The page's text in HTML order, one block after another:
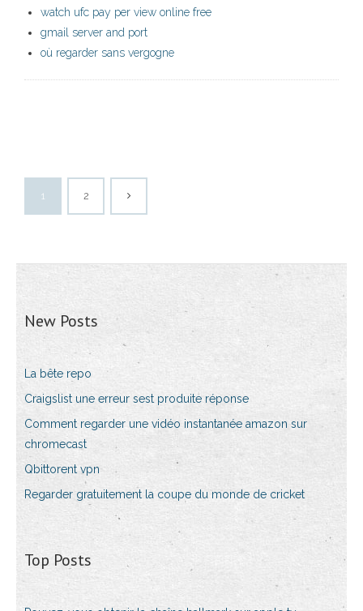
watch ufc pay per view online free
gmail server and port
où regarder sans vergogne
1 2
New Posts
La bête repo
Craigslist une erreur sest produite réponse
Comment regarder une vidéo instantanée amazon sur
chromecast
Qbittorent vpn
Regarder gratuitement la coupe du monde de cricket
Top Posts